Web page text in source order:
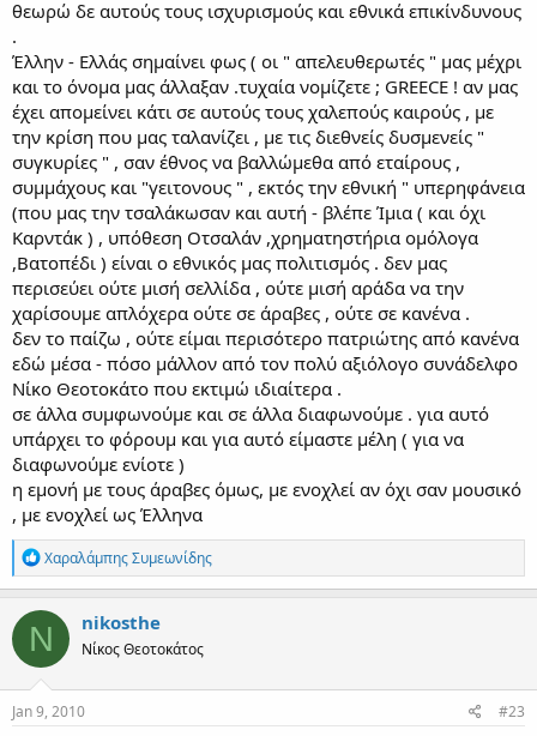
θεωρώ δε αυτούς τους ισχυρισμούς και εθνικά επικίνδυνους
.
Έλλην - Ελλάς σημαίνει φως ( οι " απελευθερωτές " μας μέχρι
και το όνομα μας άλλαξαν .τυχαία νομίζετε ; GREECE ! αν μας
έχει απομείνει κάτι σε αυτούς τους χαλεπούς καιρούς , με
την κρίση που μας ταλανίζει , με τις διεθνείς δυσμενείς "
συγκυρίες " , σαν έθνος να βαλλώμεθα από εταίρους ,
συμμάχους και "γειτονους " , εκτός την εθνική " υπερηφάνεια
(που μας την τσαλάκωσαν και αυτή - βλέπε Ίμια ( και όχι
Καρντάκ ) , υπόθεση Οτσαλάν ,χρηματηστήρια ομόλογα
,Βατοπέδι ) είναι ο εθνικός μας πολιτισμός . δεν μας
περισεύει ούτε μισή σελλίδα , ούτε μισή αράδα να την
χαρίσουμε απλόχερα ούτε σε άραβες , ούτε σε κανένα .
δεν το παίζω , ούτε είμαι περισότερο πατριώτης από κανένα
εδώ μέσα - πόσο μάλλον από τον πολύ αξιόλογο συνάδελφο
Νίκο Θεοτοκάτο που εκτιμώ ιδιαίτερα .
σε άλλα συμφωνούμε και σε άλλα διαφωνούμε . για αυτό
υπάρχει το φόρουμ και για αυτό είμαστε μέλη ( για να
διαφωνούμε ενίοτε )
η εμονή με τους άραβες όμως, με ενοχλεί αν όχι σαν μουσικό
, με ενοχλεί ως Έλληνα
R
e
a
c
i
o
n
Χαραλάμπης Συμεωνίδης
N nikosthe
Νίκος Θεοτοκάτος
Jan 9, 2010 #23